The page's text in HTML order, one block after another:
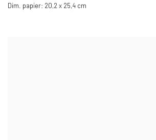
Dim. papier: 20,2 x 25,4 cm